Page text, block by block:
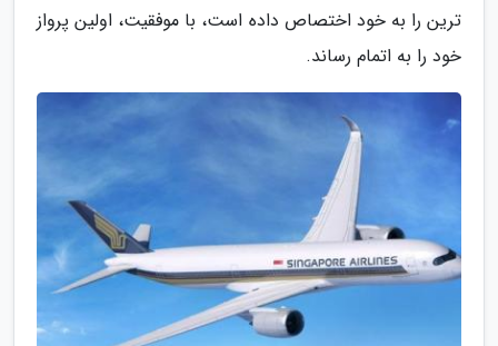
ترین را به خود اختصاص داده است، با موفقیت، اولین پرواز
خود را به اتمام رساند.